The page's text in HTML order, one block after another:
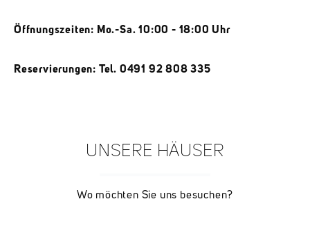
Öffnungszeiten: Mo.-Sa. 10:00 - 18:00 Uhr
Reservierungen: Tel. 0491 92 808 335
UNSERE HÄUSER
Wo möchten Sie uns besuchen?